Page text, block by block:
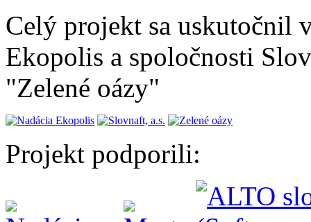
Celý projekt sa uskutočnil
Ekopolis a spoločnosti
"Zelené oázy"
Projekt podporili: